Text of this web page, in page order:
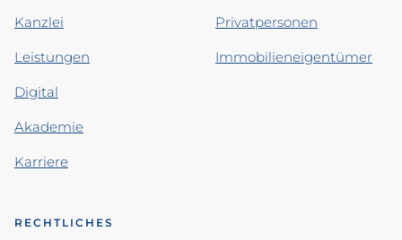
Kanzlei
Leistungen
Digital
Akademie
Karriere
Privatpersonen
Immobilieneigentümer
RECHTLICHES